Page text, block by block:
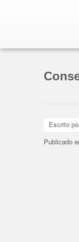
Escrito
Publicado